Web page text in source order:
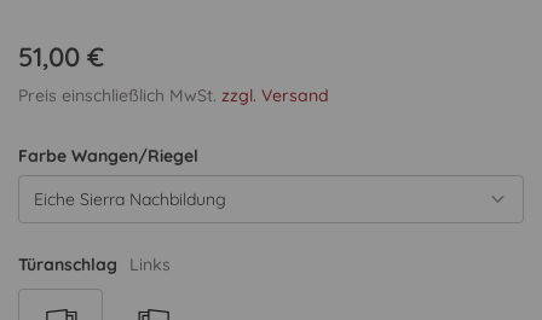
51,00 €
Preis einschließlich MwSt. zzgl. Versand
Farbe Wangen/Riegel
Eiche Sierra Nachbildung
Türanschlag Links